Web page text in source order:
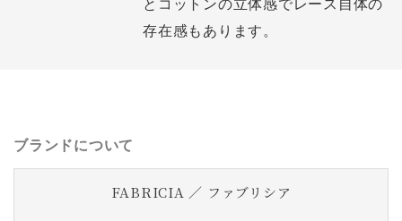
とコットンの立体感でレース自体の
存在感もあります。
ブランドについて
FABRICIA ／ ファブリシア